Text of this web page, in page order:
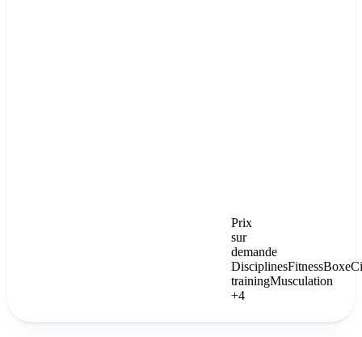
Prix
sur
demande
DisciplinesFitnessBoxe
trainingMusculation
+4